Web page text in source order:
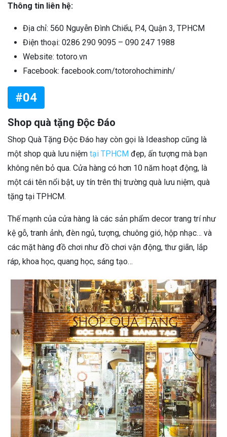
Thông tin liên hệ:
Địa chỉ: 560 Nguyễn Đình Chiểu, P.4, Quận 3, TPHCM
Điện thoại: 0286 290 9095 – 090 247 1988
Website: totoro.vn
Facebook: facebook.com/totorohochiminh/
#04
Shop quà tặng Độc Đáo
Shop Quà Tặng Độc Đáo hay còn gọi là Ideashop cũng là
một shop quà lưu niệm tại TPHCM đẹp, ấn tượng mà bạn
không nên bỏ qua. Cửa hàng có hơn 10 năm hoạt động, là
một cái tên nổi bật, uy tín trên thị trường quà lưu niệm, quà
tặng tại TPHCM.
Thế mạnh của cửa hàng là các sản phẩm decor trang trí như
kệ gỗ, tranh ảnh, đèn ngủ, tượng, chuông gió, hộp nhạc… và
các mặt hàng đồ chơi như đồ chơi vận động, thư giãn, lắp
ráp, khoa học, quang học, sáng tạo…